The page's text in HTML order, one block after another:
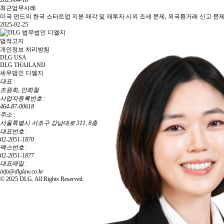
최근업무사례
미국 펀드의 한국 스타트업 지분 매각 및 재투자 시의 조세 문제, 외국환거래 신고 문
2025-02-25
법적고지
개인정보 처리방침
DLG USA
DLG THAILAND
세무법인 디엘지
대표 :
조원희, 안희철
사업자등록번호 :
464-87-00618
주소 :
서울특별시 서초구 강남대로 311, 8층
대표번호 :
02-2051-1870
팩스번호 :
02-2051-1877
대표메일 :
info@dlglaw.co.kr
© 2025 DLG. All Rights Reserved.